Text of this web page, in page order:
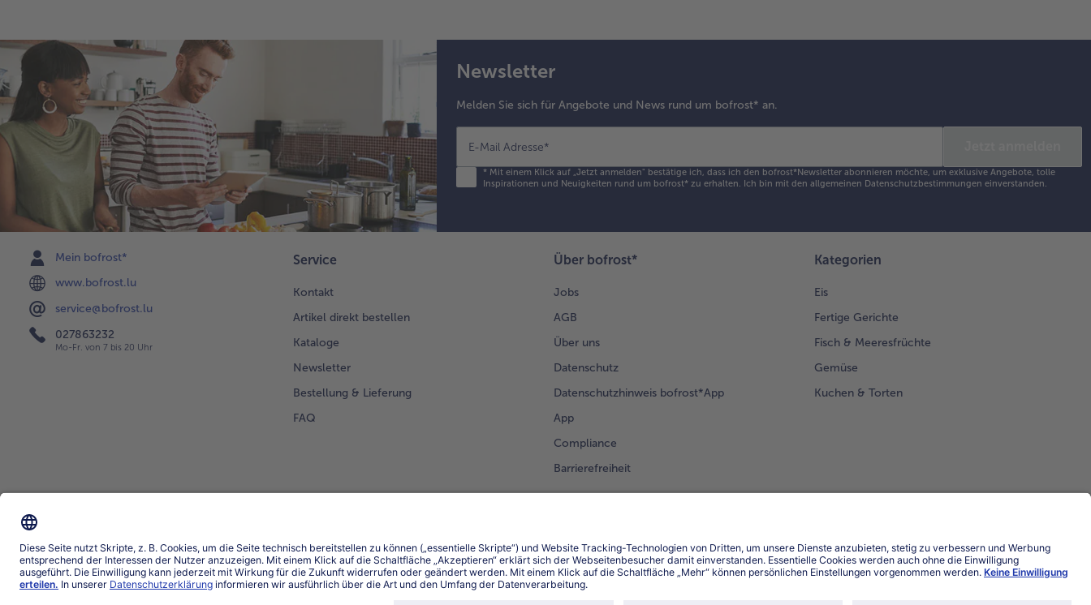
Newsletter
Melden Sie sich für Angebote und News rund um bofrost* an.
E-Mail Adresse*
*Mit einem Klick auf „Jetzt anmelden" bestätige ich, dass ich den bofrost*Newsletter abonnieren möchte, um exklusive Angebote, tolle
Inspirationen und Neuigkeiten rund um bofrost* zu erhalten. Ich bin mit den allgemeinen Datenschutzbestimmungen einverstanden.
Mein bofrost*
www.bofrost.lu
service@bofrost.lu
027863232
Mo-Fr. von 7 bis 20 Uhr
Service
Kontakt
Artikel direkt bestellen
Kataloge
Newsletter
Bestellung & Lieferung
FAQ
Über bofrost*
Jobs
AGB
Über uns
Datenschutz
Datenschutzhinweis bofrost*App
App
Compliance
Barrierefreiheit
Kategorien
Eis
Fertige Gerichte
Fisch & Meeresfrüchte
Gemüse
Kuchen & Torten
Land / Sprache wählen